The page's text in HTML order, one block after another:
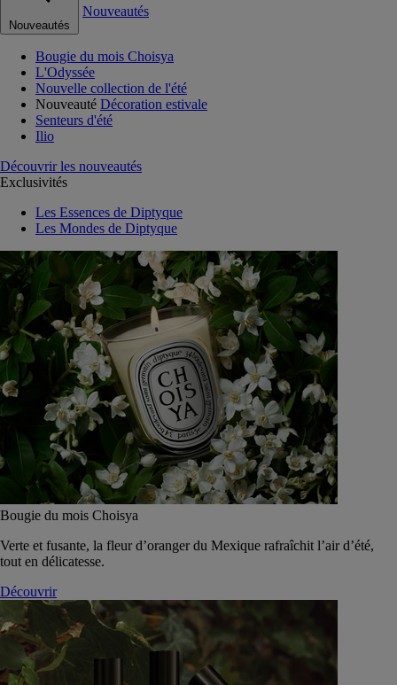
Nouveautés
Nouveautés
Bougie du mois Choisya
L'Odyssée
Nouvelle collection de l'été
Nouveauté Décoration estivale
Senteurs d'été
Ilio
Découvrir les nouveautés
Exclusivités
Les Essences de Diptyque
Les Mondes de Diptyque
Bougie du mois Choisya
Verte et fusante, la fleur d’oranger du Mexique rafraîchit l’air d’été,
tout en délicatesse.
Découvrir